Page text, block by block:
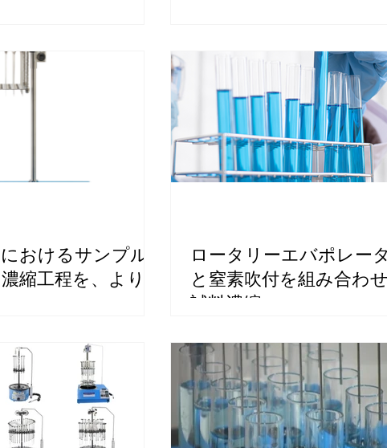
おけるサンプル
縮工程を、より効
ロータリーエバポレー
と窒素吹付を組み合わ
試料濃縮